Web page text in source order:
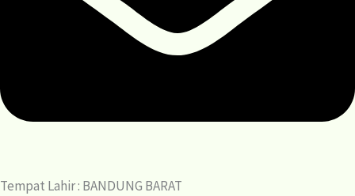
Tempat Lahir : BANDUNG BARAT